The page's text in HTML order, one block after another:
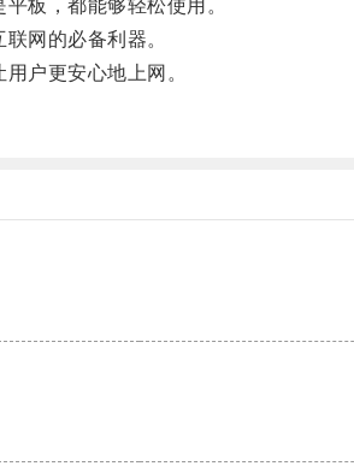
板，都能够轻松使用。
网的必备利器。
户更安心地上网。